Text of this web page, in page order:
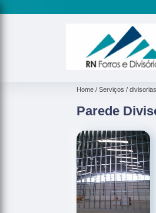
Home Serviços
Parede